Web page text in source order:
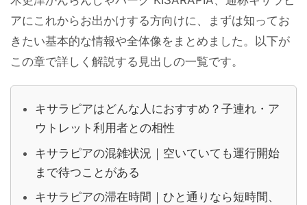
アにこれからお出かけする方向けに、まずは知ってお
きたい基本的な情報や全体像をまとめました。以下が
この章で詳しく解説する見出しの一覧です。
キサラピアはどんな人におすすめ？子連れ・ア
ウトレット利用者との相性
キサラピアの混雑状況｜空いていても運行開始
まで待つことがある
キサラピアの滞在時間｜ひと通りなら短時間、